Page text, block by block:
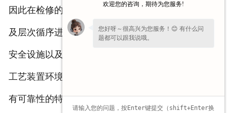
因此在检修的过程中必须按照设备系统的结构分类以
及层次循序进行，按照相关规范对设备、消防设施、
安全设施以及工艺装置进行标准化的检查、确保石化
工艺装置环境的安全性，从而保障检修、调试过程具
有可靠性的特点，实现检修的快捷化、安全化。
欢迎您的咨询，期待为您服务!
您好呀～很高兴为您服务！😊 有什么问
题都可以跟我说哦。